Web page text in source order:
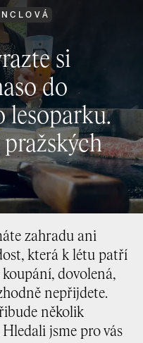
si
do
lesoparku.
zahradu ani
která k létu patří
dovolená,
nepřijdete.
několik
jsme pro vás